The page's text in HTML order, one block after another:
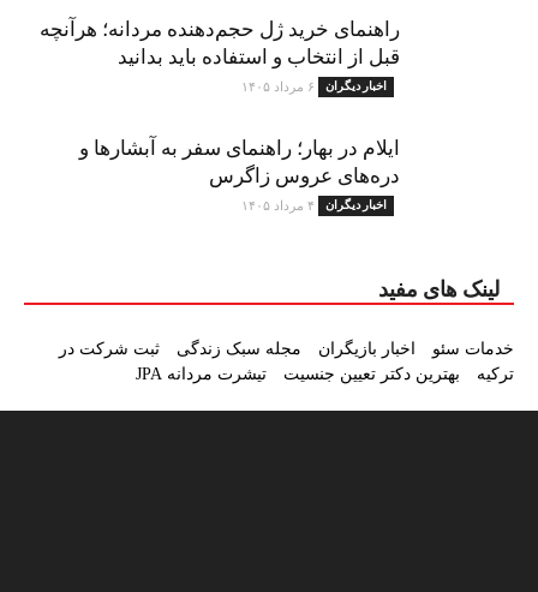
راهنمای خرید ژل حجم‌دهنده مردانه؛ هرآنچه
قبل از انتخاب و استفاده باید بدانید
اخبار دیگران ۶ مرداد ۱۴۰۵
ایلام در بهار؛ راهنمای سفر به آبشارها و
دره‌های عروس زاگرس
اخبار دیگران ۴ مرداد ۱۴۰۵
لینک های مفید
خدمات سئو اخبار بازیگران مجله سبک زندگی
ثبت شرکت در
ترکیه
بهترین دکتر تعیین جنسیت تیشرت مردانه JPA